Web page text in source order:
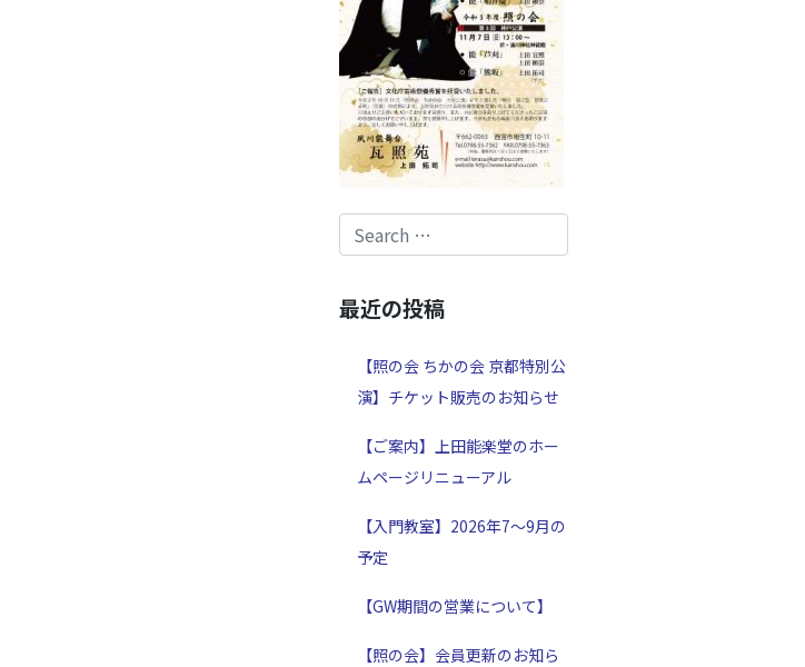
最近の投稿
【照の会 ちかの会 京都特別公
演】チケット販売のお知らせ
【ご案内】上田能楽堂のホー
ムページリニューアル
【入門教室】2026年7～9月の
予定
【GW期間の営業について】
【照の会】会員更新のお知ら